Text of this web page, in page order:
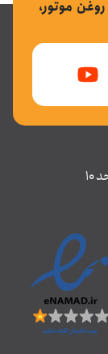
موتور،